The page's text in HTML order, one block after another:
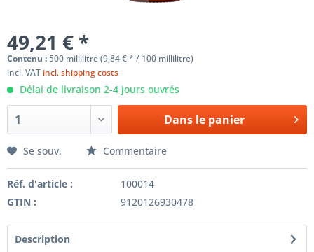
49,21 € *
Contenu :500 millilitre (9,84 € * / 100 millilitre)
incl. VAT incl. shipping costs
Délai de livraison 2-4 jours ouvrés
Dans le panier
Se souv. Commentaire
Réf. d'article :
100014
GTIN :
9120126930478
Description